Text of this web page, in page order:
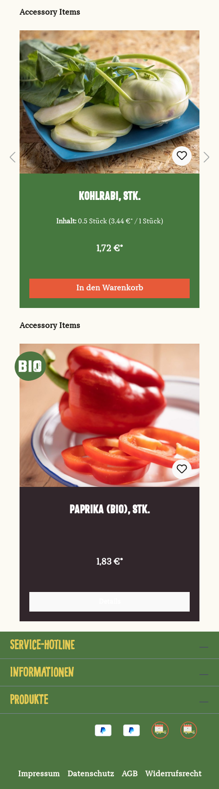
Produktgalerie überspringen
Accessory Items
Kohlrabi, Stk.
Inhalt: 0.5 Stück (3,44 €* / 1 Stück)
1,72 €*
In den Warenkorb
Produktgalerie überspringen
Accessory Items
Paprika (Bio), Stk.
1,83 €*
Service-Hotline
Informationen
Produkte
Impressum Datenschutz AGB Widerrufsrecht